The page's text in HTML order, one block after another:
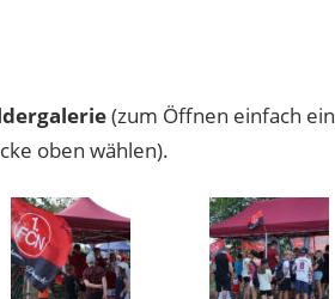
(zum Öffnen einfach ein
oben wählen).